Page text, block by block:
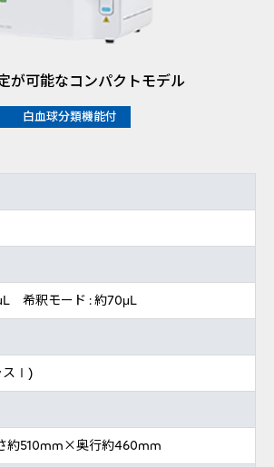
が可能なコンパクトモデル
白血球分類機能付
希釈モード : 約70μL
スⅠ)
約510mm×奥行約460mm